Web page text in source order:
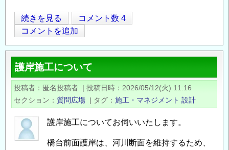
施
工
の
知
識
の
け
方
の
続きを見る
コメント数 4
コメントを追加
護岸施工について
投稿者 匿名投稿者 | 投稿日時
2026/05/12(火) 11:16
セクション
質問広場 | タグ 施工・マネジメント 設計
護岸施工についてお伺いいたします。
橋台前面護岸は、河川断面を維持するため、